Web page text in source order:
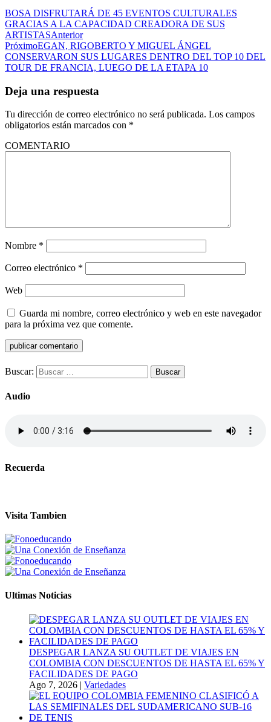
BOSA DISFRUTARÁ DE 45 EVENTOS CULTURALES
GRACIAS A LA CAPACIDAD CREADORA DE SUS
ARTISTASAnterior
PróximoEGAN, RIGOBERTO Y MIGUEL ÁNGEL
CONSERVARON SUS LUGARES DENTRO DEL TOP 10 DEL
TOUR DE FRANCIA, LUEGO DE LA ETAPA 10
Deja una respuesta
Tu dirección de correo electrónico no será publicada. Los campos
obligatorios están marcados con *
COMENTARIO
Nombre *
Correo electrónico *
Web
Guarda mi nombre, correo electrónico y web en este navegador
para la próxima vez que comente.
Buscar:
Audio
Recuerda
Visita Tambien
Ultimas Noticias
DESPEGAR LANZA SU OUTLET DE VIAJES EN
COLOMBIA CON DESCUENTOS DE HASTA EL 65% Y
FACILIDADES DE PAGO
Ago 7, 2026 | Variedades